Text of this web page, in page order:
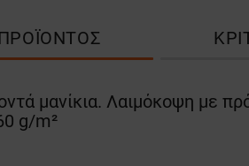
μανίκια. Λαιμόκοψη με
g/m²